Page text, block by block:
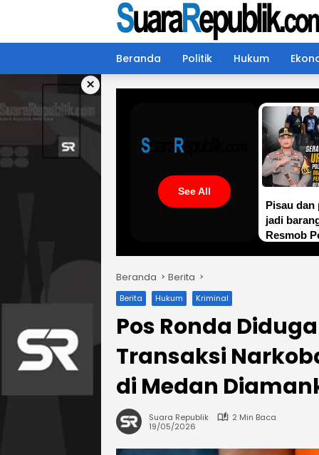
Beranda
Politik Hukum
×
See All
Pisau dan
jadi
Resmob
Beranda Berita
Berita Hukum Kriminal
Pos Ronda
Transaksi
di Medan
Suara Republik
2 Min Baca
19/05/2026